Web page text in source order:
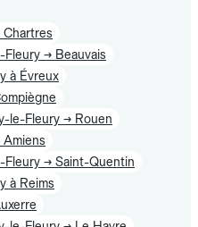
Chartres
→ Beauvais
à Évreux
le-Fleury → Rouen
Fleury → Saint-Quentin
à Reims